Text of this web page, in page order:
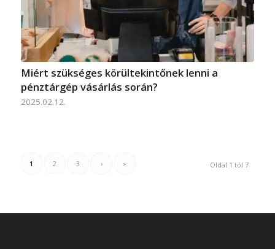
Miért szükséges körültekintőnek lenni a
pénztárgép vásárlás során?
2025.02.12.
Oldal 1 tól 7
1 2 3 › »